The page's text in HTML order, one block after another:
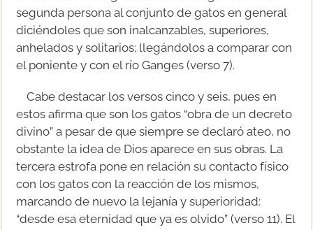
segunda persona al conjunto de gatos en general
diciéndoles que son inalcanzables, superiores,
anhelados y solitarios; llegándolos a comparar con
el poniente y con el río Ganges (verso 7).
Cabe destacar los versos cinco y seis, pues en
estos afirma que son los gatos “obra de un decreto
divino” a pesar de que siempre se declaró ateo, no
obstante la idea de Dios aparece en sus obras. La
tercera estrofa pone en relación su contacto físico
con los gatos con la reacción de los mismos,
marcando de nuevo la lejanía y superioridad:
“desde esa eternidad que ya es olvido” (verso 11). El